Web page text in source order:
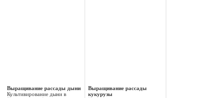
Выращивание рассады дыни
Культивирование дыни в
Выращивание рассады
кукурузы